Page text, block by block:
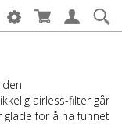
den
airless-filter går
glade for å ha funnet